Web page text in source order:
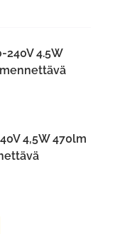
4.5W
4,5W 470lm